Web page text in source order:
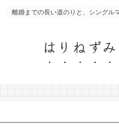
離婚までの長い道のりと、シングル
はりねず